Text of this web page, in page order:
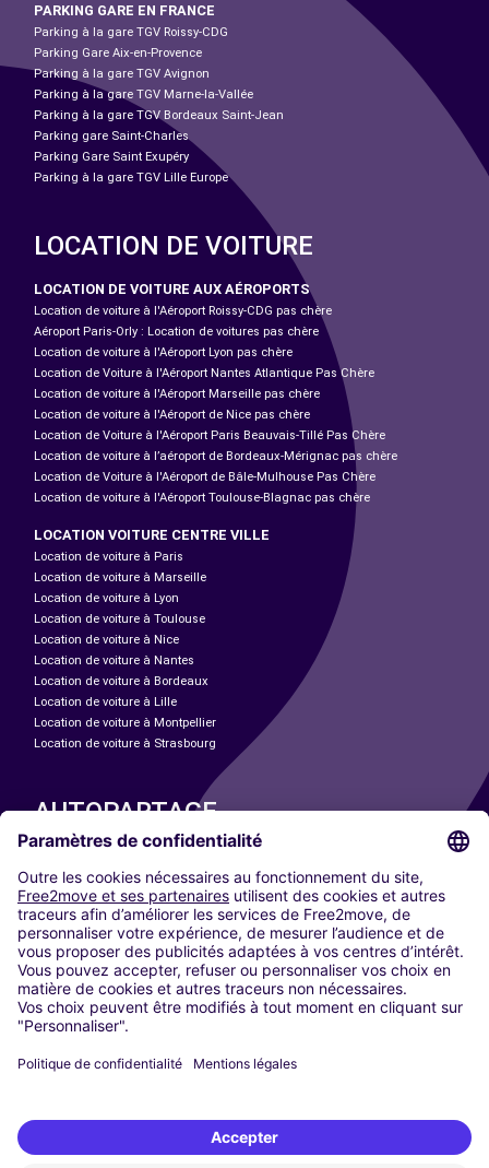
PARKING GARE EN FRANCE
Parking à la gare TGV Roissy-CDG
Parking Gare Aix-en-Provence
Parking à la gare TGV Avignon
Parking à la gare TGV Marne-la-Vallée
Parking à la gare TGV Bordeaux Saint-Jean
Parking gare Saint-Charles
Parking Gare Saint Exupéry
Parking à la gare TGV Lille Europe
LOCATION DE VOITURE
LOCATION DE VOITURE AUX AÉROPORTS
Location de voiture à l'Aéroport Roissy-CDG pas chère
Aéroport Paris-Orly : Location de voitures pas chère
Location de voiture à l'Aéroport Lyon pas chère
Location de Voiture à l'Aéroport Nantes Atlantique Pas Chère
Location de voiture à l'Aéroport Marseille pas chère
Location de voiture à l'Aéroport de Nice pas chère
Location de Voiture à l'Aéroport Paris Beauvais-Tillé Pas Chère
Location de voiture à l’aéroport de Bordeaux-Mérignac pas chère
Location de Voiture à l'Aéroport de Bâle-Mulhouse Pas Chère
Location de voiture à l'Aéroport Toulouse-Blagnac pas chère
LOCATION VOITURE CENTRE VILLE
Location de voiture à Paris
Location de voiture à Marseille
Location de voiture à Lyon
Location de voiture à Toulouse
Location de voiture à Nice
Location de voiture à Nantes
Location de voiture à Bordeaux
Location de voiture à Lille
Location de voiture à Montpellier
Location de voiture à Strasbourg
AUTOPARTAGE
Paris
Madrid
Washington DC
Milan
Rome
Turin
Vienne
Berlin
Düsseldorf